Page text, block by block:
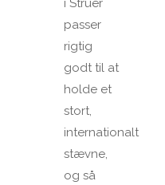
i Struer
passer
rigtig
godt til at
holde et
stort,
internationalt
stævne,
og så